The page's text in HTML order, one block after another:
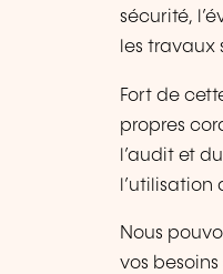
sécurité,
les travaux
Fort de
propres
l’audit et
Nous
vos